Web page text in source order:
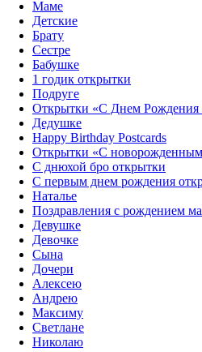
Маме
Детские
Брату
Сестре
Бабушке
1 годик открытки
Подруге
Открытки «С Днем
Дедушке
Happy Birthday Postcards
Открытки «‎С
С днюхой бро открытки
С первым днем рождения
Наталье
Поздравления с рождением
Девушке
Девочке
Сына
Дочери
Алексею
Андрею
Максиму
Светлане
Николаю